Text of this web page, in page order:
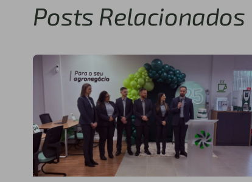
Posts Relacionados